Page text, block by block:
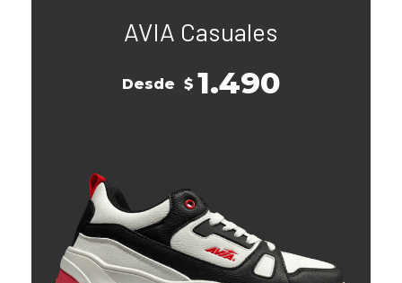
AVIA Casuales
Desde $ 1.490